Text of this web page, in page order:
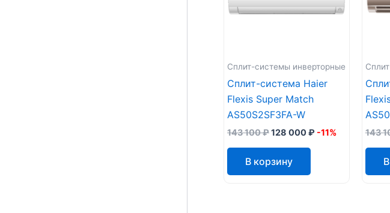
Сплит-системы инверторные
Сплит-система Haier
Flexis Super Match
AS50S2SF3FA-W
143 100₽128 000₽ -11%
В корзину
143